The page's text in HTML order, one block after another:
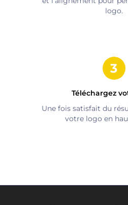
logo.
Téléchargez
Une fois satisfait du
votre logo en